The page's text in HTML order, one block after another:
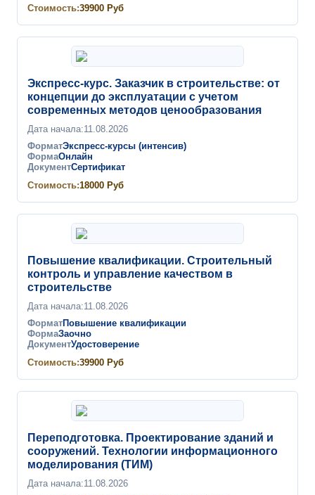
Стоимость:39900 Руб
Экспресс-курс. Заказчик в строительстве: от
концепции до эксплуатации с учетом
современных методов ценообразования
Дата начала:11.08.2026
ФорматЭкспресс-курсы (интенсив)
ФормаОнлайн
ДокументСертификат
Стоимость:18000 Руб
Повышение квалификации. Строительный
контроль и управление качеством в
строительстве
Дата начала:11.08.2026
ФорматПовышение квалификации
ФормаЗаочно
ДокументУдостоверение
Стоимость:39900 Руб
Переподготовка. Проектирование зданий и
сооружений. Технологии информационного
моделирования (ТИМ)
Дата начала:11.08.2026